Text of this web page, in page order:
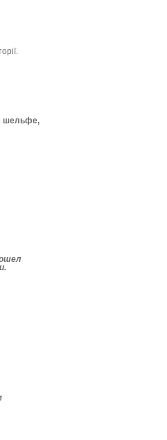
шельфе,